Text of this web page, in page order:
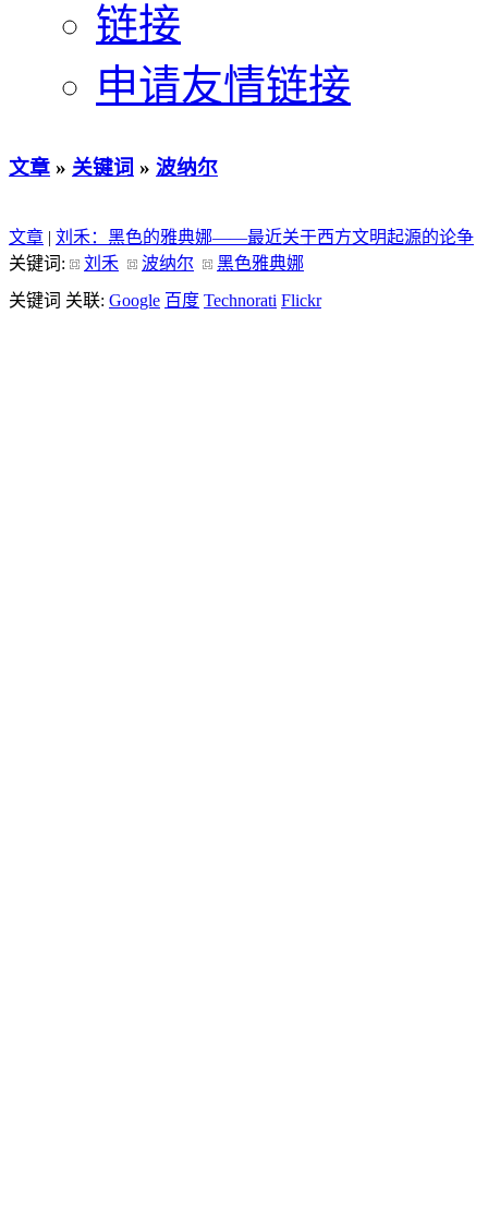
链接
申请友情链接
文章 » 关键词 » 波纳尔
文章 | 刘禾：黑色的雅典娜——最近关于西方文明起源的论争
关键词:
刘禾 波纳尔
黑色雅典娜
关键词 关联: Google 百度 Technorati Flickr